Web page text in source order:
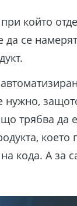
който
да се
нужно,
трябва
което
кода. А за